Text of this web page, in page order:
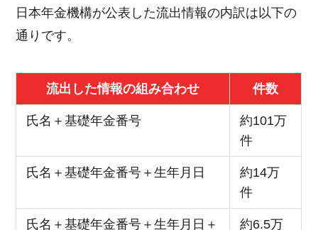
日本年金機構が公表した流出情報の内訳は以下の
通りです。
流出した情報の組み合わせ 件数
氏名＋基礎年金番号
約101万
件
氏名＋基礎年金番号＋生年月日
約14万
件
氏名＋基礎年金番号＋生年月日＋
約6.5万